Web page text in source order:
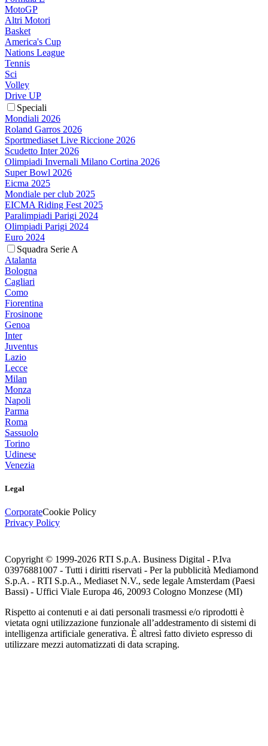
MotoGP
Altri Motori
Basket
America's Cup
Nations League
Tennis
Sci
Volley
Drive UP
Speciali
Mondiali 2026
Roland Garros 2026
Sportmediaset Live Riccione 2026
Scudetto Inter 2026
Olimpiadi Invernali Milano Cortina 2026
Super Bowl 2026
Eicma 2025
Mondiale per club 2025
EICMA Riding Fest 2025
Paralimpiadi Parigi 2024
Olimpiadi Parigi 2024
Euro 2024
Squadra Serie A
Atalanta
Bologna
Cagliari
Como
Fiorentina
Frosinone
Genoa
Inter
Juventus
Lazio
Lecce
Milan
Monza
Napoli
Parma
Roma
Sassuolo
Torino
Udinese
Venezia
Legal
CorporateCookie Policy
Privacy Policy
Copyright © 1999-2026 RTI S.p.A. Business Digital - P.Iva
03976881007 - Tutti i diritti riservati - Per la pubblicità Mediamond
S.p.A. - RTI S.p.A., Mediaset N.V., sede legale Amsterdam (Paesi
Bassi) - Uffici Viale Europa 46, 20093 Cologno Monzese (MI)
Rispetto ai contenuti e ai dati personali trasmessi e/o riprodotti è
vietata ogni utilizzazione funzionale all’addestramento di sistemi di
intelligenza artificiale generativa. È altresì fatto divieto espresso di
utilizzare mezzi automatizzati di data scraping.